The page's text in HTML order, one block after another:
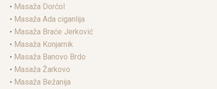
• Masaža Dorćol
• Masaža Ada ciganlija
• Masaža Braće Jerković
• Masaža Konjarnik
• Masaža Banovo Brdo
• Masaža Žarkovo
• Masaža Bežanija